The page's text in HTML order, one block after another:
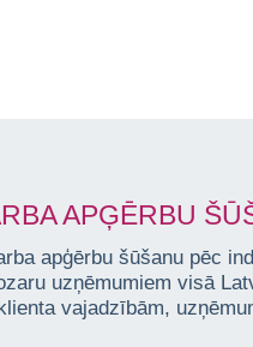
APĢĒRBU
apģērbu šūšanu pēc
uzņēmumiem visā
vajadzībām,